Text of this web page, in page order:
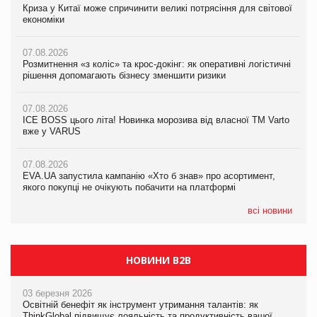
Криза у Китаї може спричинити великі потрясіння для світової
економіки
07.08.2026
Розмитнення «з коліс» та крос-докінг: як оперативні логістичні
рішення допомагають бізнесу зменшити ризики
07.08.2026
ICE BOSS цього літа! Новинка морозива від власної ТМ Varto
вже у VARUS
07.08.2026
EVA.UA запустила кампанію «Хто б знав» про асортимент,
якого покупці не очікують побачити на платформі
всі новини
07.08.2026
ICE BOSS цього літа! Новинка морозива від власної ТМ Varto
07.08.2026
EVA.UA запустила кампанію «Хто б знав» про асортимент,
06.08.2026
Смачна новинка для хвостатих: у VARUS з’явилися паучі
05.08.2026
Мережа супермаркетів VARUS купує мережу магазинів
Криза у Китаї може спричинити великі потрясіння для світової
економіки
07.08.2026
Kraft Heinz скоротила збиток у першому півріччі
Продажі Hugo Boss впали на 9%
НОВИНИ B2B
03 березня 2026
Освітній бенефіт як інструмент утримання талантів: як